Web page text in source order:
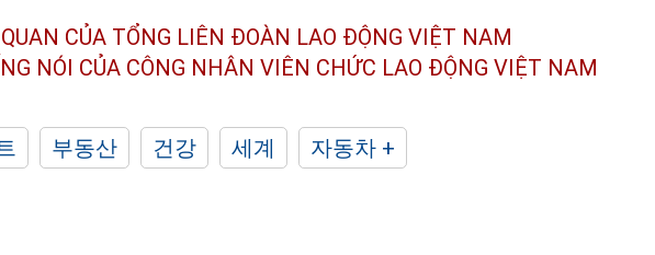
CỦA TỔNG LIÊN ĐOÀN LAO ĐỘNG VIỆT NAM
NÓI CỦA CÔNG NHÂN VIÊN CHỨC LAO ĐỘNG VIỆT NAM
부동산 건강 세계
자동차 +